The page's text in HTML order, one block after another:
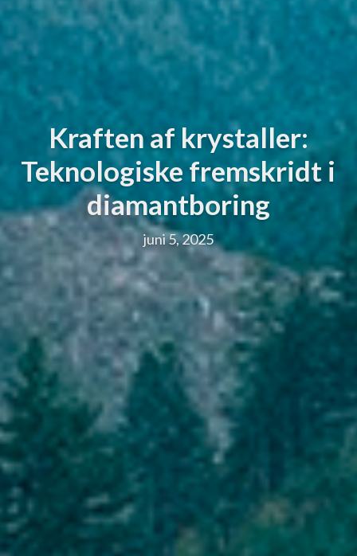
Kraften af krystaller:
Teknologiske fremskridt i
diamantboring
juni 5, 2025